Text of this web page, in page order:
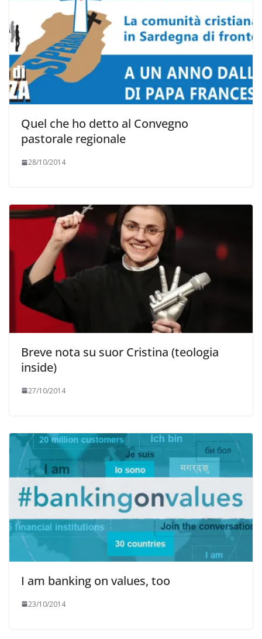
Quel che ho detto al Convegno
pastorale regionale
28/10/2014
Breve nota su suor Cristina (teologia
inside)
27/10/2014
I am banking on values, too
23/10/2014